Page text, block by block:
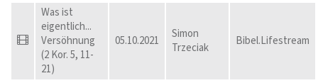
Was ist
eigentlich...
Versöhnung
(2 Kor. 5, 11-
21)
05.10.2021
Simon
Trzeciak
Bibel.Lifestream